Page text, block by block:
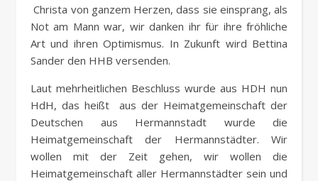
Christa von ganzem Herzen, dass sie einsprang, als
Not am Mann war, wir danken ihr für ihre fröhliche
Art und ihren Optimismus. In Zukunft wird Bettina
Sander den HHB versenden.
Laut mehrheitlichen Beschluss wurde aus HDH nun
HdH, das heißt aus der Heimatgemeinschaft der
Deutschen aus Hermannstadt wurde die
Heimatgemeinschaft der Hermannstädter. Wir
wollen mit der Zeit gehen, wir wollen die
Heimatgemeinschaft aller Hermannstädter sein und